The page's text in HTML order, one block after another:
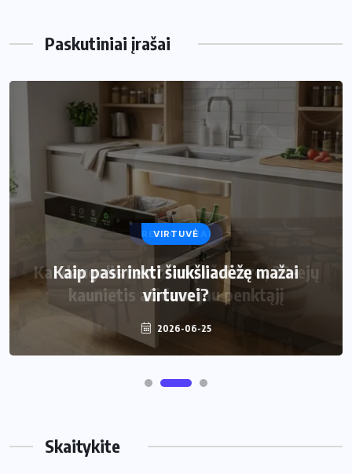
Paskutiniai įrašai
VIRTUVĖ
Kaip pasirinkti šiukšliadėžę mažai
virtuvei?
2026-06-25
Skaitykite